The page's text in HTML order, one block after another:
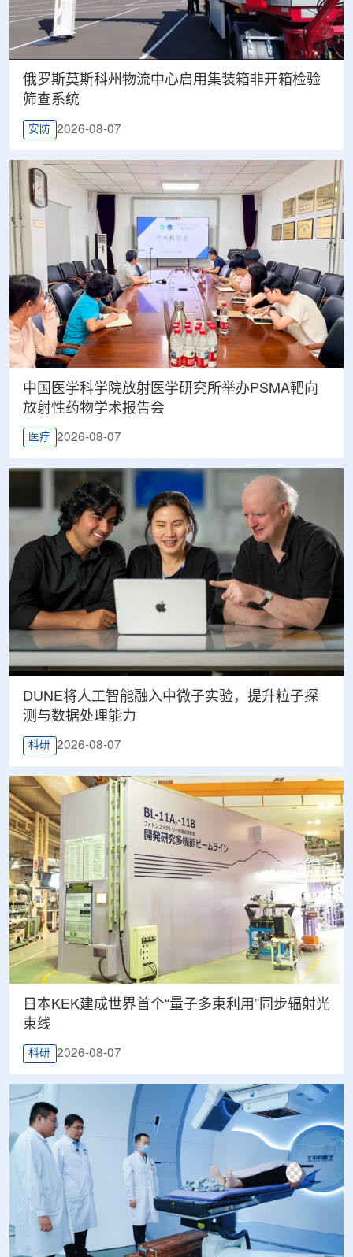
俄罗斯莫斯科州物流中心启用集装箱非开箱检验
筛查系统
安防 2026-08-07
中国医学科学院放射医学研究所举办PSMA靶向
放射性药物学术报告会
医疗 2026-08-07
DUNE将人工智能融入中微子实验，提升粒子探
测与数据处理能力
科研 2026-08-07
日本KEK建成世界首个“量子多束利用”同步辐射光
束线
科研 2026-08-07